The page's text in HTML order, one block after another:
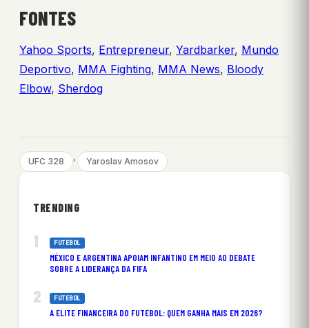
FONTES
Yahoo Sports, Entrepreneur, Yardbarker, Mundo
Deportivo, MMA Fighting, MMA News, Bloody
Elbow, Sherdog
UFC 328 , Yaroslav Amosov
TRENDING
FUTEBOL
MÉXICO E ARGENTINA APOIAM INFANTINO EM MEIO AO DEBATE
SOBRE A LIDERANÇA DA FIFA
FUTEBOL
A ELITE FINANCEIRA DO FUTEBOL: QUEM GANHA MAIS EM 2026?